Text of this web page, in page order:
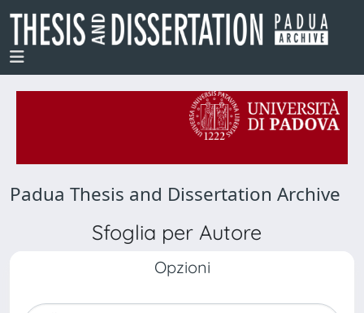
Padua Thesis and Dissertation Archive
Sfoglia per Autore
Opzioni